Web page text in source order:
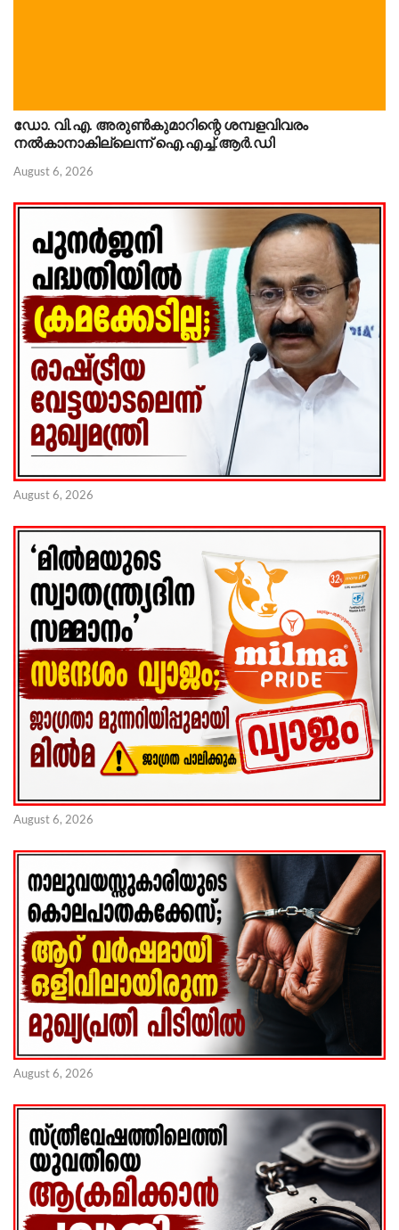
ഡോ. വി.എ. അരുണ്‍കുമാറിന്റെ ശമ്പളവിവരം
നൽകാനാകില്ലെന്ന് ഐ.എച്ച്.ആർ.ഡി
August 6, 2026
August 6, 2026
August 6, 2026
August 6, 2026